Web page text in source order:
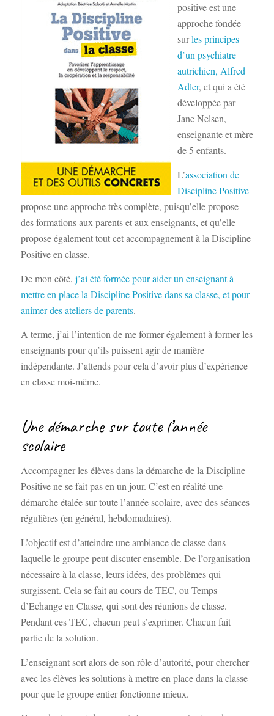
positive est une
approche fondée
surles principes
d’un psychiatre
autrichien, Alfred
Adler, et qui a été
développée par
Jane Nelsen,
enseignante et mère
de 5 enfants.
L’association de
Discipline Positive
propose une approche très complète, puisqu’elle propose
des formations aux parents et aux enseignants, et qu’elle
propose également tout cet accompagnement à la Discipline
Positive en classe.
De mon côté, j’ai été formée pour aider un enseignant à
mettre en place la Discipline Positive dans sa classe, et pour
animer des ateliers de parents.
A terme, j’ai l’intention de me former également à former les
enseignants pour qu’ils puissent agir de manière
indépendante. J’attends pour cela d’avoir plus d’expérience
en classe moi-même.
Une démarche sur toute l’année
scolaire
Accompagner les élèves dans la démarche de la Discipline
Positive ne se fait pas en un jour. C’est en réalité une
démarche étalée sur toute l’année scolaire, avec des séances
régulières (en général, hebdomadaires).
L’objectif est d’atteindre une ambiance de classe dans
laquelle le groupe peut discuter ensemble. De l’organisation
nécessaire à la classe, leurs idées, des problèmes qui
surgissent. Cela se fait au cours de TEC, ou Temps
d’Echange en Classe, qui sont des réunions de classe.
Pendant ces TEC, chacun peut s’exprimer. Chacun fait
partie de la solution.
L’enseignant sort alors de son rôle d’autorité, pour chercher
avec les élèves les solutions à mettre en place dans la classe
pour que le groupe entier fonctionne mieux.